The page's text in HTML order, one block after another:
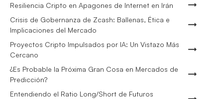
Resiliencia Cripto en Apagones de Internet en Irán
Crisis de Gobernanza de Zcash: Ballenas, Ética e
Implicaciones del Mercado
Proyectos Cripto Impulsados por IA: Un Vistazo Más
Cercano
¿Es Probable la Próxima Gran Cosa en Mercados de
Predicción?
Entendiendo el Ratio Long/Short de Futuros